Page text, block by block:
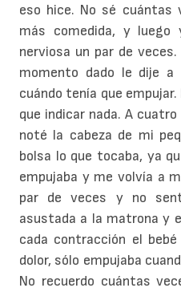
eso hice. No sé cuántas
más comedida, y
nerviosa un par de
momento dado le dije
cuándo tenía que
que indicar nada. A
noté la cabeza de mi
bolsa lo que tocaba, ya
empujaba y me volvía a
par de veces y no
asustada a la matrona y
cada contracción el
dolor, sólo empujaba
No recuerdo cuántas